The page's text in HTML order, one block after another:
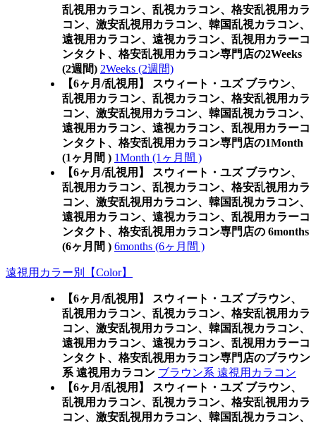
乱視用カラコン、乱視カラコン、格安乱視用カラ
コン、激安乱視用カラコン、韓国乱視カラコン、
遠視用カラコン、遠視カラコン、乱視用カラーコ
ンタクト、格安乱視用カラコン専門店の2Weeks
(2週間) 2Weeks (2週間)
【6ヶ月/乱視用】 スウィート・ユズ ブラウン、
乱視用カラコン、乱視カラコン、格安乱視用カラ
コン、激安乱視用カラコン、韓国乱視カラコン、
遠視用カラコン、遠視カラコン、乱視用カラーコ
ンタクト、格安乱視用カラコン専門店の1Month
(1ヶ月間 ) 1Month (1ヶ月間 )
【6ヶ月/乱視用】 スウィート・ユズ ブラウン、
乱視用カラコン、乱視カラコン、格安乱視用カラ
コン、激安乱視用カラコン、韓国乱視カラコン、
遠視用カラコン、遠視カラコン、乱視用カラーコ
ンタクト、格安乱視用カラコン専門店の 6months
(6ヶ月間 ) 6months (6ヶ月間 )
遠視用カラー別【Color】
【6ヶ月/乱視用】 スウィート・ユズ ブラウン、
乱視用カラコン、乱視カラコン、格安乱視用カラ
コン、激安乱視用カラコン、韓国乱視カラコン、
遠視用カラコン、遠視カラコン、乱視用カラーコ
ンタクト、格安乱視用カラコン専門店のブラウン
系 遠視用カラコン ブラウン系 遠視用カラコン
【6ヶ月/乱視用】 スウィート・ユズ ブラウン、
乱視用カラコン、乱視カラコン、格安乱視用カラ
コン、激安乱視用カラコン、韓国乱視カラコン、